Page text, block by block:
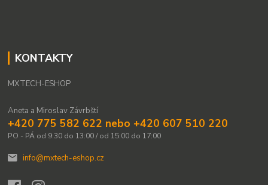
KONTAKTY
MXTECH-ESHOP
Aneta a Miroslav Závrbští
+420 775 582 622 nebo +420 607 510 220
PO - PÁ od 9:30 do 13:00 / od 15:00 do 17:00
info@mxtech-eshop.cz